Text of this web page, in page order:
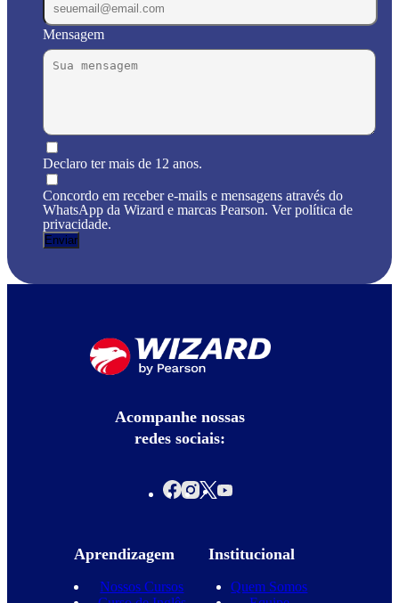
Mensagem
Declaro ter mais de 12 anos.
Concordo em receber e-mails e mensagens através do
WhatsApp da Wizard e marcas Pearson. Ver política de
privacidade.
Acompanhe nossas
redes sociais:
Aprendizagem
Nossos Cursos
Institucional
Quem Somos